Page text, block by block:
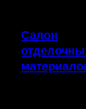
Салон